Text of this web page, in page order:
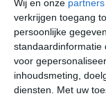
Wij en onze partners
verkrijgen toegang
persoonlijke
standaardinformatie
voor
inhoudsmeting,
diensten.
Met uw
21
za